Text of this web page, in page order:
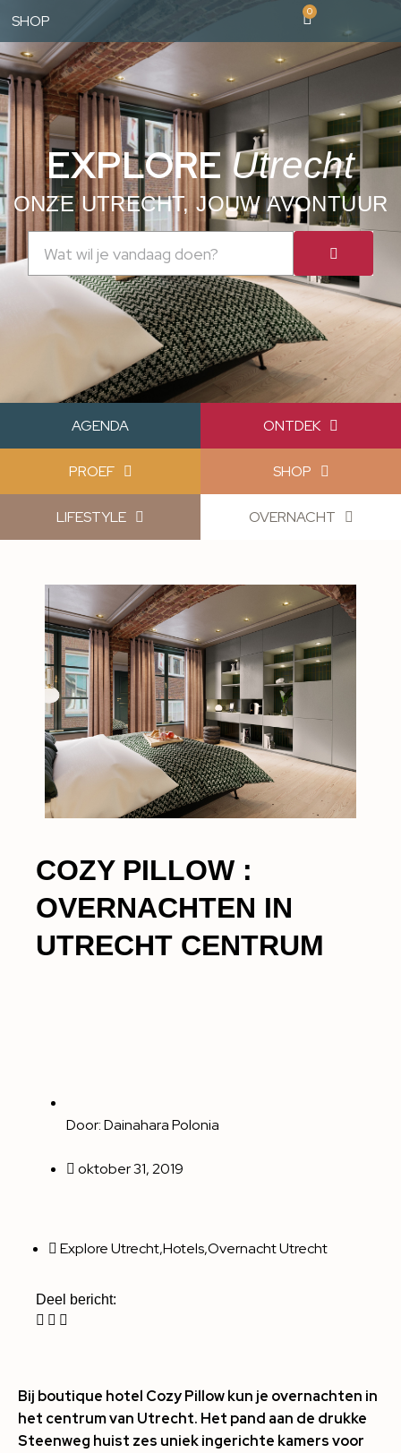
SHOP
0
EXPLOREUtrecht
ONZE UTRECHT, JOUW AVONTUUR
AGENDA ONTDEK
PROEF SHOP
LIFESTYLE OVERNACHT
COZY PILLOW :
OVERNACHTEN IN
UTRECHT CENTRUM
Door:Dainahara Polonia
oktober 31, 2019
Explore Utrecht,Hotels,Overnacht Utrecht
Deel bericht:
Bij boutique hotel Cozy Pillow kun je overnachten in
het centrum van Utrecht. Het pand aan de drukke
Steenweg huist zes uniek ingerichte kamers voor